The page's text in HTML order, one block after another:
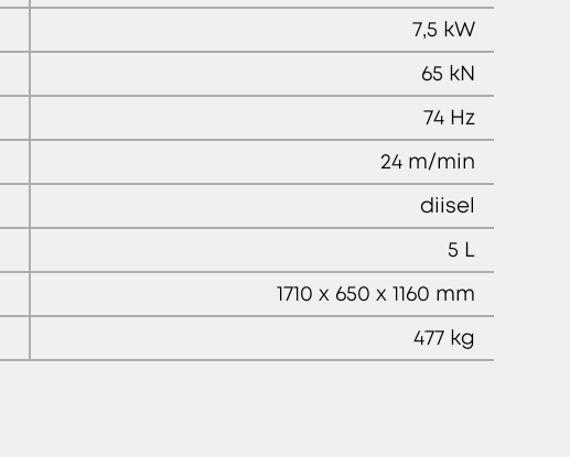
7,5 kW
65 kN
74 Hz
24 m/min
diisel
5 L
1710 x 650 x 1160 mm
477 kg